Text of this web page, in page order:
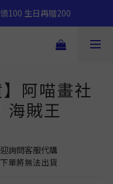
100 生日再贈200
】阿喵畫社
海賊王
詢問客服代購
單將無法出貨